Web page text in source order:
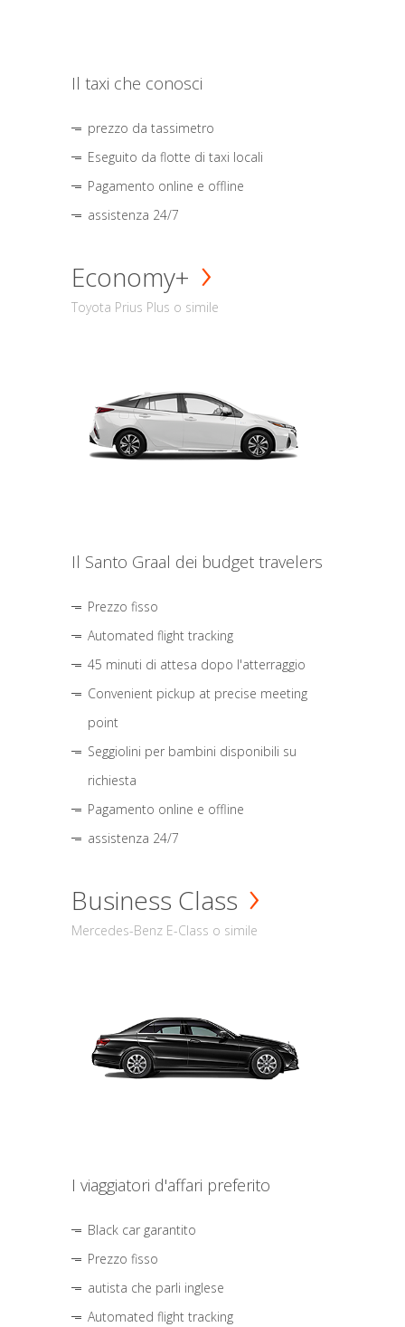
Il taxi che conosci
prezzo da tassimetro
Eseguito da flotte di taxi locali
Pagamento online e offline
assistenza 24/7
Economy+
Toyota Prius Plus o simile
Il Santo Graal dei budget travelers
Prezzo fisso
Automated flight tracking
45 minuti di attesa dopo l'atterraggio
Convenient pickup at precise meeting
point
Seggiolini per bambini disponibili su
richiesta
Pagamento online e offline
assistenza 24/7
Business Class
Mercedes-Benz E-Class o simile
I viaggiatori d'affari preferito
Black car garantito
Prezzo fisso
autista che parli inglese
Automated flight tracking